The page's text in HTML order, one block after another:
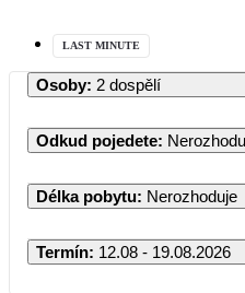
LAST MINUTE
Osoby: 2 dospělí
Odkud pojedete:
Délka pobytu: Nerozhoduje
Termín: 12.08 - 19.08.2026